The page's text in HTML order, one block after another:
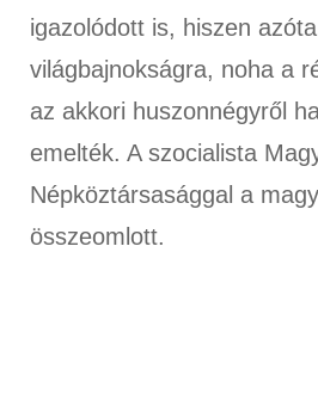
igazolódott is, hiszen
világbajnokságra, noha a
az akkori huszonnégyről
emelték. A szocialista
Népköztársasággal a
összeomlott.